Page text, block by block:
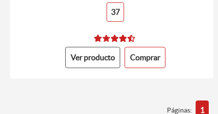
37
Ver producto Comprar
Páginas: 1